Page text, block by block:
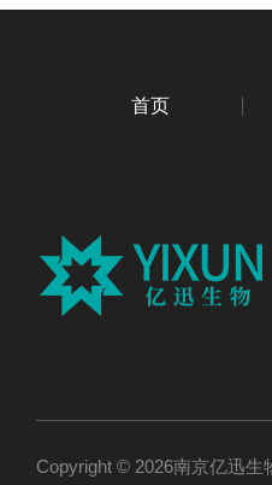
首页
Copyright © 2026南京亿迅